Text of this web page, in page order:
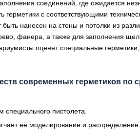
соединений, где ожидается
герметики с соответствующими
нанесен на стены и потолки из
фанера, а также для заполнения
оценят специальные
современных герметиков по
специального пистолета.
её моделирование и распределение.